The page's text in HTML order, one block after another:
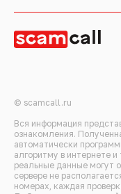
© scamcall.ru
Вся информация
ознакомления.
автоматически
алгоритму в интернете
реальные данные могут
сервере не
номерах, каждая